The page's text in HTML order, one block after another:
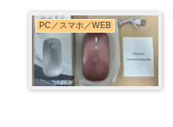
PC／スマホ／WEB